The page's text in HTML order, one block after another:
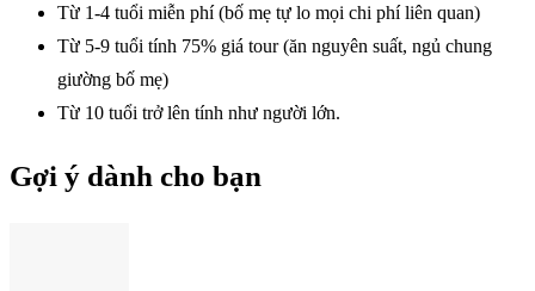
Từ 1-4 tuổi miễn phí (bố mẹ tự lo mọi chi phí liên quan)
Từ 5-9 tuổi tính 75% giá tour (ăn nguyên suất, ngủ chung
giường bố mẹ)
Từ 10 tuổi trở lên tính như người lớn.
Gợi ý dành cho bạn